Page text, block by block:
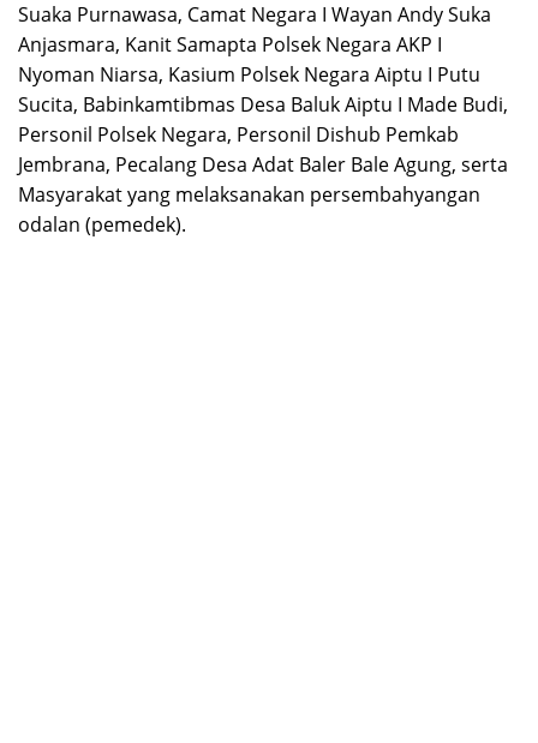
Suaka Purnawasa, Camat Negara I Wayan Andy Suka
Anjasmara, Kanit Samapta Polsek Negara AKP I
Nyoman Niarsa, Kasium Polsek Negara Aiptu I Putu
Sucita, Babinkamtibmas Desa Baluk Aiptu I Made Budi,
Personil Polsek Negara, Personil Dishub Pemkab
Jembrana, Pecalang Desa Adat Baler Bale Agung, serta
Masyarakat yang melaksanakan persembahyangan
odalan (pemedek).